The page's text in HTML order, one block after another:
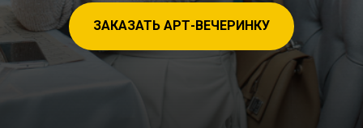
ЗАКАЗАТЬ АРТ-ВЕЧЕРИНКУ